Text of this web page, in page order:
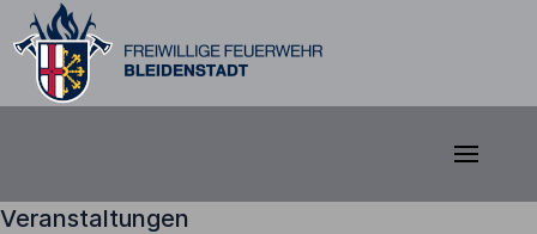
Veranstaltungen